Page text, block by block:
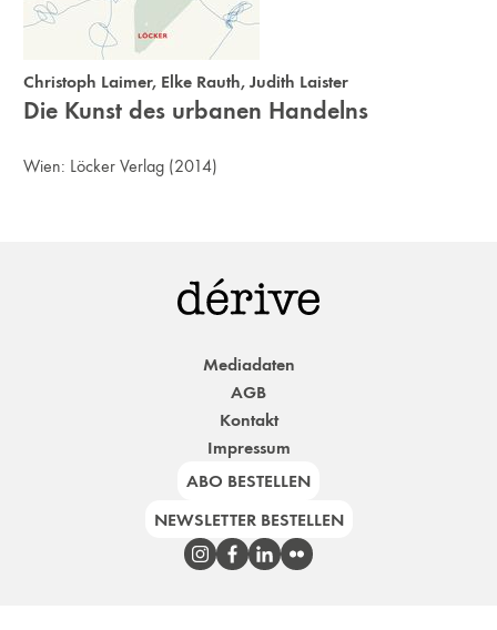
Christoph Laimer, Elke Rauth,Judith Laister
Die Kunst des urbanen Handelns
Wien: Löcker Verlag (2014)
Mediadaten
AGB
Kontakt
Impressum
ABO BESTELLEN
NEWSLETTER BESTELLEN